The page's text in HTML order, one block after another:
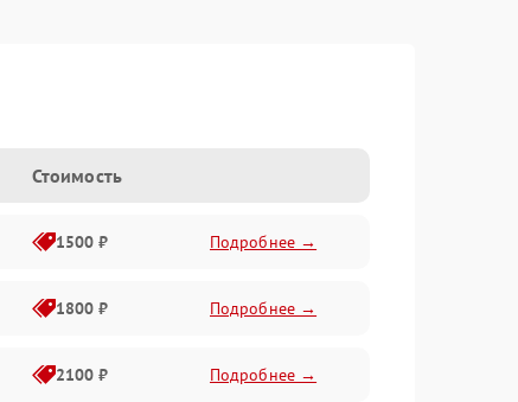
Стоимость
1500 ₽ Подробнее →
1800 ₽ Подробнее →
2100 ₽ Подробнее →